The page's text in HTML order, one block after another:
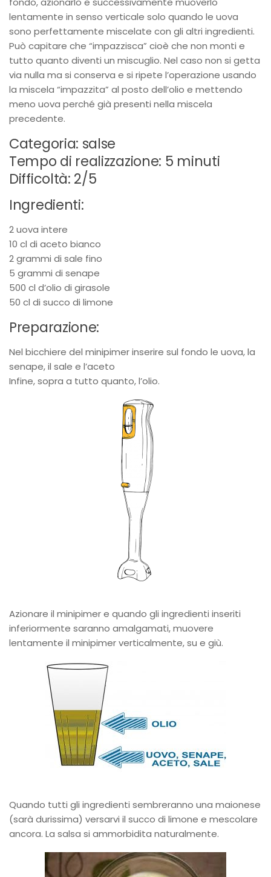
lentamente in senso verticale solo quando le uova
sono perfettamente miscelate con gli altri ingredienti.
Può capitare che “impazzisca” cioè che non monti e
tutto quanto diventi un miscuglio. Nel caso non si getta
via nulla ma si conserva e si ripete l’operazione usando
la miscela “impazzita” al posto dell’olio e mettendo
meno uova perché già presenti nella miscela
precedente.
Categoria: salse
Tempo di realizzazione: 5 minuti
Difficoltà: 2/5
Ingredienti:
2 uova intere
10 cl di aceto bianco
2 grammi di sale fino
5 grammi di senape
500 cl d’olio di girasole
50 cl di succo di limone
Preparazione:
Nel bicchiere del minipimer inserire sul fondo le uova, la
senape, il sale e l’aceto
Infine, sopra a tutto quanto, l’olio.
Azionare il minipimer e quando gli ingredienti inseriti
inferiormente saranno amalgamati, muovere
lentamente il minipimer verticalmente, su e giù.
Quando tutti gli ingredienti sembreranno una maionese
(sarà durissima) versarvi il succo di limone e mescolare
ancora. La salsa si ammorbidita naturalmente.